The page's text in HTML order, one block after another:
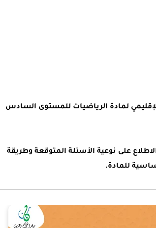
لمادة الرياضيات للمستوى السادس
على نوعية الأسئلة المتوقعة وطريقة
للمادة.